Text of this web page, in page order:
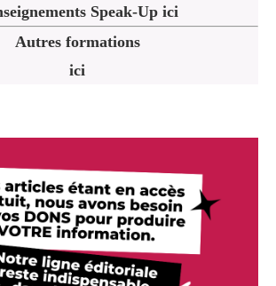
Speak-Up ici
Autres formations
ici